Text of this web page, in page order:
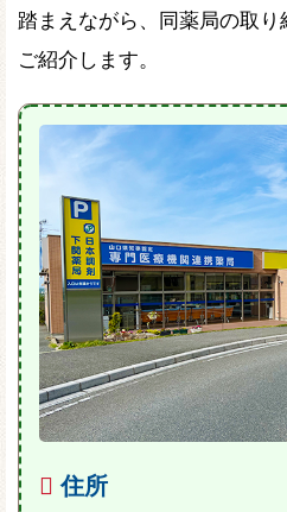
踏まえながら、同薬局の取
ご紹介します。
住所